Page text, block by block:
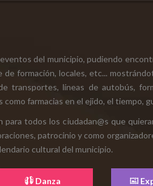
del municipio, pudiendo
formación, locales, etc...
transportes, líneas de autobús,
farmacias en el ejido, el tiempo,
todos los ciudadan@s que
patrocinio y como
cultural del municipio.
Danza